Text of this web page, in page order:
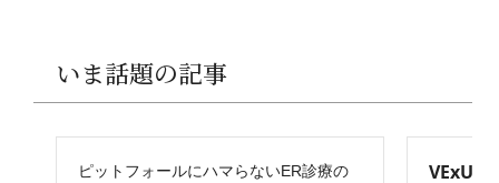
いま話題の記事
ピットフォールにハマらないER診療の
VExUS